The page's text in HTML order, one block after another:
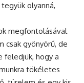
olyanná,
megfontolásával
csak gyönyörű, de
feledjük, hogy a
tökéletes